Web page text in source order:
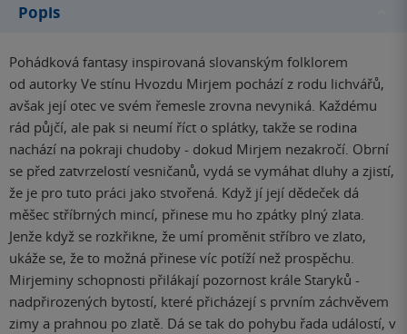
Popis
Pohádková fantasy inspirovaná slovanským folklorem
od autorky Ve stínu Hvozdu Mirjem pochází z rodu lichvářů,
avšak její otec ve svém řemesle zrovna nevyniká. Každému
rád půjčí, ale pak si neumí říct o splátky, takže se rodina
nachází na pokraji chudoby - dokud Mirjem nezakročí. Obrní
se před zatvrzelostí vesničanů, vydá se vymáhat dluhy a zjistí,
že je pro tuto práci jako stvořená. Když jí její dědeček dá
měšec stříbrných mincí, přinese mu ho zpátky plný zlata.
Jenže když se rozkřikne, že umí proměnit stříbro ve zlato,
ukáže se, že to možná přinese víc potíží než prospěchu.
Mirjeminy schopnosti přilákají pozornost krále Staryků -
nadpřirozených bytostí, které přicházejí s prvním záchvěvem
zimy a prahnou po zlatě. Dá se tak do pohybu řada událostí, v